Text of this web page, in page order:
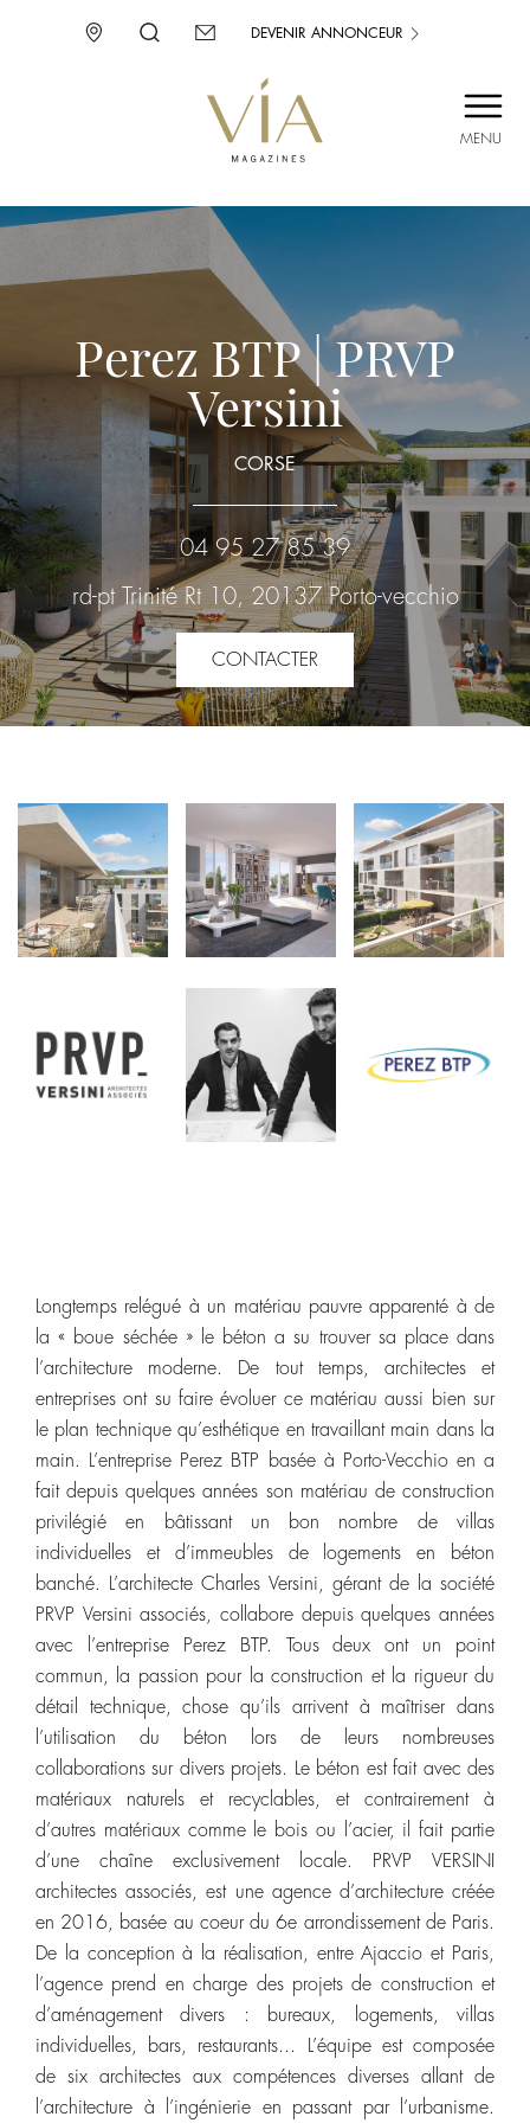
MENU
CORSE
ENVIE D’AILLEURS
DEVENIR ANNONCEUR
Perez BTP | PRVP
Versini
CORSE
04 95 27 85 39
rd-pt Trinité Rt 10, 20137 Porto-vecchio
CONTACTER
Longtemps relégué à un matériau pauvre apparenté à de
la « boue séchée » le béton a su trouver sa place dans
l’architecture moderne. De tout temps, architectes et
entreprises ont su faire évoluer ce matériau aussi bien sur
le plan technique qu’esthétique en travaillant main dans la
main. L’entreprise Perez BTP basée à Porto-Vecchio en a
fait depuis quelques années son matériau de construction
privilégié en bâtissant un bon nombre de villas
individuelles et d’immeubles de logements en béton
banché. L’architecte Charles Versini, gérant de la société
PRVP Versini associés, collabore depuis quelques années
avec l’entreprise Perez BTP. Tous deux ont un point
commun, la passion pour la construction et la rigueur du
détail technique, chose qu’ils arrivent à maîtriser dans
l’utilisation du béton lors de leurs nombreuses
collaborations sur divers projets. Le béton est fait avec des
matériaux naturels et recyclables, et contrairement à
d’autres matériaux comme le bois ou l’acier, il fait partie
d’une chaîne exclusivement locale. PRVP VERSINI
architectes associés, est une agence d’architecture créée
en 2016, basée au coeur du 6e arrondissement de Paris.
De la conception à la réalisation, entre Ajaccio et Paris,
l’agence prend en charge des projets de construction et
d’aménagement divers : bureaux, logements, villas
individuelles, bars, restaurants... L’équipe est composée
de six architectes aux compétences diverses allant de
l’architecture à l’ingénierie en passant par l’urbanisme.